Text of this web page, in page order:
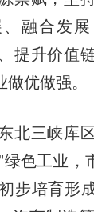
融合发
提升价值
优做强。
三峡库区
绿色工业，
步培育形